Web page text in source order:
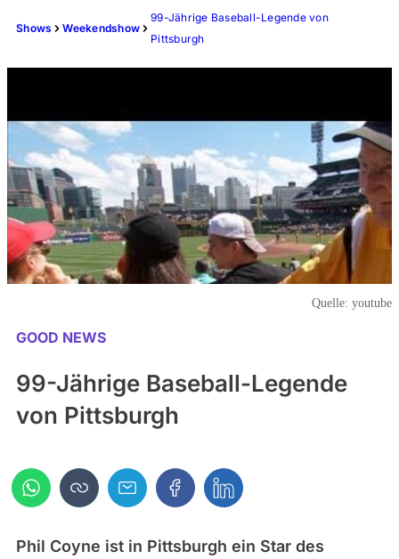
Shows Weekendshow
99-Jährige Baseball-Legende von
Pittsburgh
Quelle: youtube
GOOD NEWS
99-Jährige Baseball-Legende
von Pittsburgh
Phil Coyne ist in Pittsburgh ein Star des